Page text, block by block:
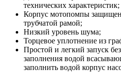
технических характеристик;
Корпус мотопомпы
трубчатой рамой;
Низкий уровень шума;
Торцевое уплотнение из
Простой и легкий запуск
заполнения водой
заполнить водой корпус